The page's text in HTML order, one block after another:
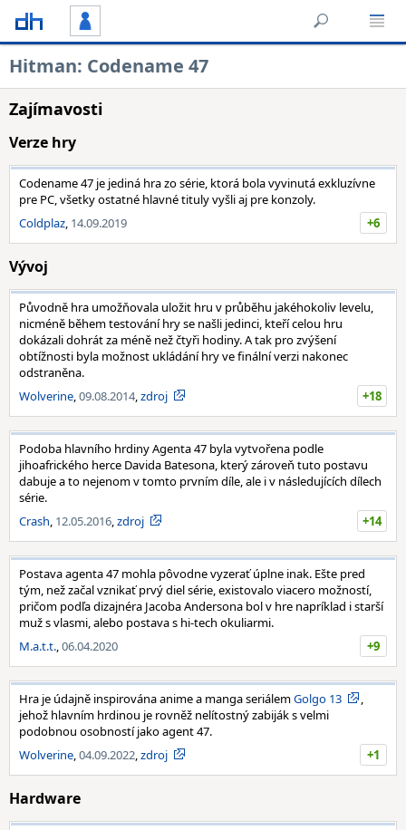
Hitman: Codename 47
Zajímavosti
Verze hry
Codename 47 je jediná hra zo série, ktorá bola vyvinutá exkluzívne
pre PC, všetky ostatné hlavné tituly vyšli aj pre konzoly.
Coldplaz, 14.09.2019 +6
Vývoj
Původně hra umožňovala uložit hru v průběhu jakéhokoliv levelu,
nicméně během testování hry se našli jedinci, kteří celou hru
dokázali dohrát za méně než čtyři hodiny. A tak pro zvýšení
obtížnosti byla možnost ukládání hry ve finální verzi nakonec
odstraněna.
Wolverine,09.08.2014,zdroj +18
Podoba hlavního hrdiny Agenta 47 byla vytvořena podle
jihoafrického herce Davida Batesona, který zároveň tuto postavu
dabuje a to nejenom v tomto prvním díle, ale i v následujících dílech
série.
Crash, 12.05.2016,zdroj +14
Postava agenta 47 mohla pôvodne vyzerať úplne inak. Ešte pred
tým, než začal vznikať prvý diel série, existovalo viacero možností,
pričom podľa dizajnéra Jacoba Andersona bol v hre napríklad i starší
muž s vlasmi, alebo postava s hi-tech okuliarmi.
M.a.t.t.,06.04.2020 +9
Hra je údajně inspirována anime a manga seriálemGolgo 13
,
jehož hlavním hrdinou je rovněž nelítostný zabiják s velmi
podobnou osobností jako agent 47.
Wolverine,04.09.2022,zdroj +1
Hardware